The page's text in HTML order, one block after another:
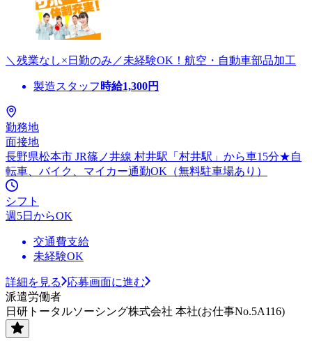
＼残業なし×日勤のみ／未経験OK！航空・自動車部品加工
製造スタッフ 時給1,300円
勤務地
面接地
長野県松本市 JR篠ノ井線 村井駅「村井駅」から車15分★自
転車、バイク、マイカー通勤OK（無料駐車場あり）
シフト
週5日からOK
交通費支給
未経験OK
詳細を見る
応募画面に進む
派遣労働者
日研トータルソーシング株式会社 本社(お仕事No.5A116)